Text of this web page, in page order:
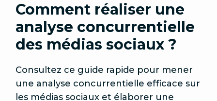
Comment réaliser une
analyse concurrentielle
des médias sociaux ?
Consultez ce guide rapide pour mener
une analyse concurrentielle efficace sur
les médias sociaux et élaborer une